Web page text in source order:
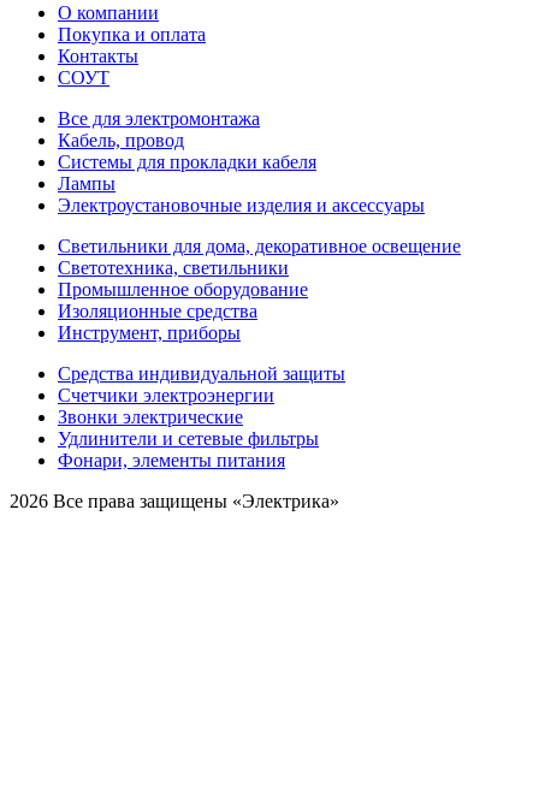
О компании
Покупка и оплата
Контакты
СОУТ
Все для электромонтажа
Кабель, провод
Системы для прокладки кабеля
Лампы
Электроустановочные изделия и аксессуары
Светильники для дома, декоративное освещение
Светотехника, светильники
Промышленное оборудование
Изоляционные средства
Инструмент, приборы
Средства индивидуальной защиты
Счетчики электроэнергии
Звонки электрические
Удлинители и сетевые фильтры
Фонари, элементы питания
2026 Все права защищены «Электрика»